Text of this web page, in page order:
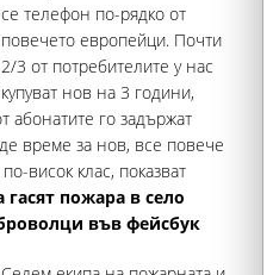
се телефон по-рядко от
повечето европейци. Почти
2/3 от потребителите у нас
купуват нов на 3 години,
абонатите го задържат
време за нов, все повече
висок клас, показват
и финансови
пожара в село
във фейсбук